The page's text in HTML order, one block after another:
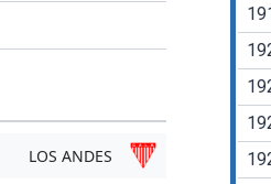
LOS ANDES